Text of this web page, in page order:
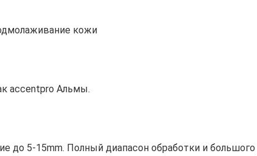
кожи
accentpro Альмы.
до 5-15mm. Полный диапасон обработки и большого